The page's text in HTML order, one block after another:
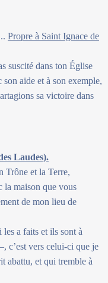
Propre à Saint Ignace de
suscité dans ton Église
aide et à son exemple,
sa victoire dans
Laudes).
Trône et la Terre,
la maison que vous
de mon lieu de
les a faits et ils sont à
c’est vers celui-ci que je
abattu, et qui tremble à